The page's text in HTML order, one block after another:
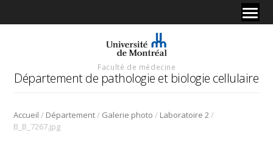
Faculté de médecine
Département de pathologie et biologie cellulaire
Accueil / Département/ Galerie photo / Laboratoire 2/
B_B_7267.jpg